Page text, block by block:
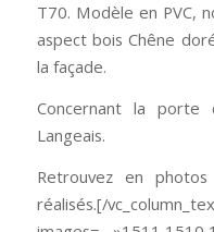
T70. Modèle en PVC,
aspect bois Chêne
la façade.
Concernant la porte
Langeais.
Retrouvez en
réalisés.[/